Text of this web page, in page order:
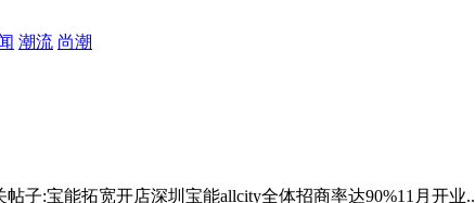
潮流 尚潮
子:宝能拓宽开店深圳宝能allcity全体招商率达90%11月开业..